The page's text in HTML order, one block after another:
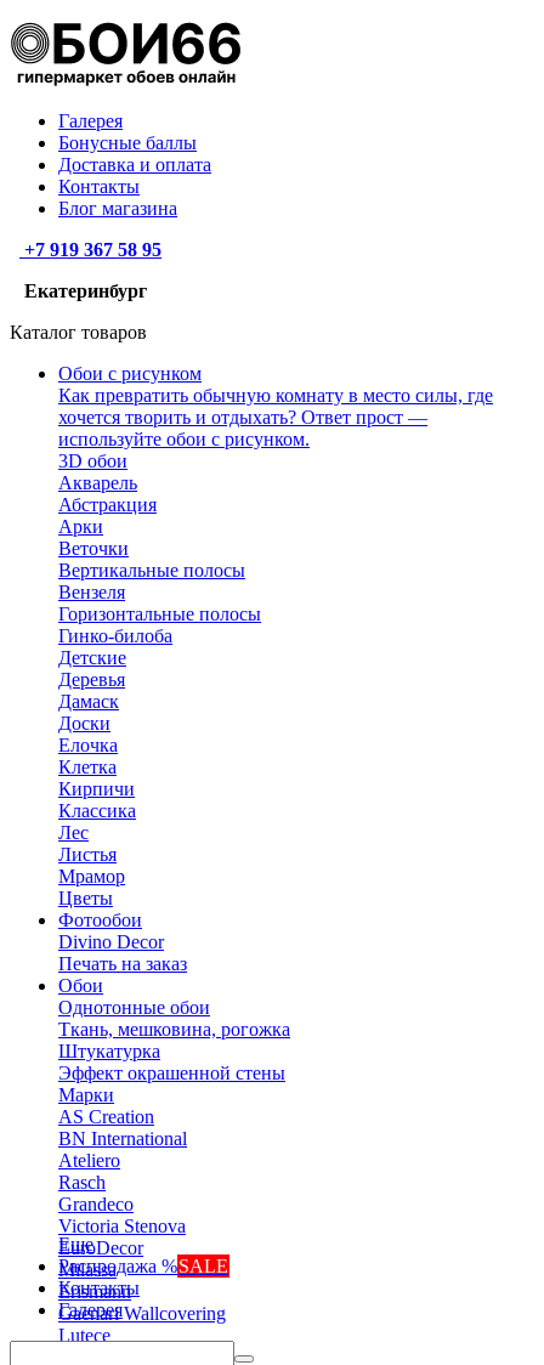
Галерея
Бонусные баллы
Доставка и оплата
Контакты
Блог магазина
+7 919 367 58 95
Екатеринбург
Каталог товаров
Обои с рисунком
Как превратить обычную комнату в место силы, где
хочется творить и отдыхать? Ответ прост —
используйте обои с рисунком.
3D обои
Акварель
Абстракция
Арки
Веточки
Вертикальные полосы
Вензеля
Горизонтальные полосы
Гинко-билоба
Детские
Деревья
Дамаск
Доски
Елочка
Клетка
Кирпичи
Классика
Лес
Листья
Мрамор
Цветы
Фотообои
Divino Decor
Печать на заказ
Обои
Однотонные обои
Ткань, мешковина, рогожка
Штукатурка
Эффект окрашенной стены
Марки
AS Creation
BN International
Ateliero
Rasch
Grandeco
Victoria Stenova
EuroDecor
Milassa
Erismann
Gaenari Wallcovering
Lutece
Еще
Распродажа %SALE
Контакты
Галерея